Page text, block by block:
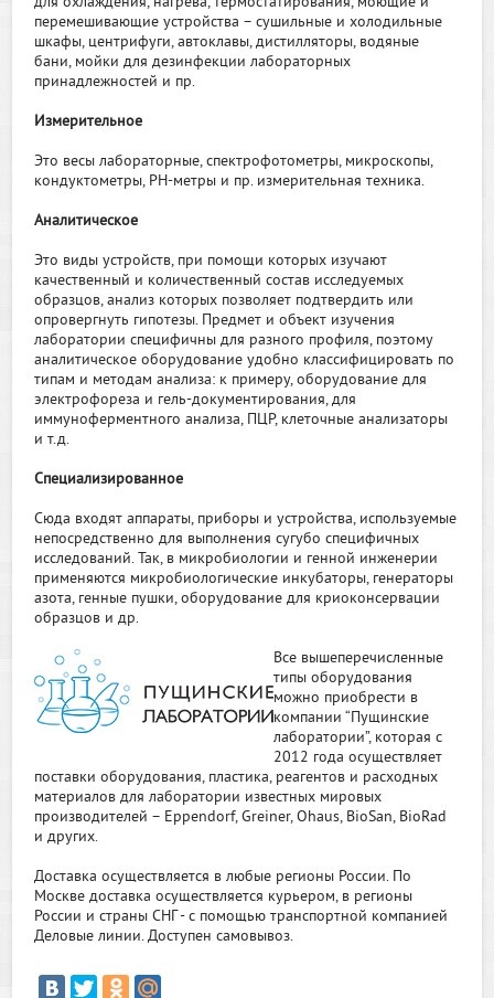
перемешивающие устройства – сушильные и холодильные
шкафы, центрифуги, автоклавы, дистилляторы, водяные
бани, мойки для дезинфекции лабораторных
принадлежностей и пр.
Измерительное
Это весы лабораторные, спектрофотометры, микроскопы,
кондуктометры, РH-метры и пр. измерительная техника.
Аналитическое
Это виды устройств, при помощи которых изучают
качественный и количественный состав исследуемых
образцов, анализ которых позволяет подтвердить или
опровергнуть гипотезы. Предмет и объект изучения
лаборатории специфичны для разного профиля, поэтому
аналитическое оборудование удобно классифицировать по
типам и методам анализа: к примеру, оборудование для
электрофореза и гель-документирования, для
иммуноферментного анализа, ПЦР, клеточные анализаторы
и т.д.
Специализированное
Сюда входят аппараты, приборы и устройства, используемые
непосредственно для выполнения сугубо специфичных
исследований. Так, в микробиологии и генной инженерии
применяются микробиологические инкубаторы, генераторы
азота, генные пушки, оборудование для криоконсервации
образцов и др.
Все вышеперечисленные
типы оборудования
можно приобрести в
компании “Пущинские
лаборатории”, которая с
2012 года осуществляет
поставки оборудования, пластика, реагентов и расходных
материалов для лаборатории известных мировых
производителей – Eppendorf, Greiner, Ohaus, BioSan, BioRad
и других.
Доставка осуществляется в любые регионы России. По
Москве доставка осуществляется курьером, в регионы
России и страны СНГ - с помощью транспортной компанией
Деловые линии. Доступен самовывоз.